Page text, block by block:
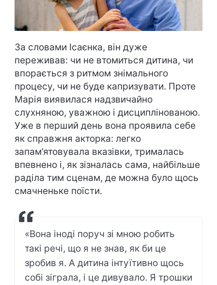
За словами Ісаєнка, він дуже
переживав: чи не втомиться дитина, чи
впорається з ритмом знімального
процесу, чи не буде капризувати. Проте
Марія виявилася надзвичайно
слухняною, уважною і дисциплінованою.
Уже в перший день вона проявила себе
як справжня акторка: легко
запам’ятовувала вказівки, трималась
впевнено і, як зізналась сама, найбільше
раділа тим сценам, де можна було щось
смачненьке поїсти.
«Вона іноді поруч зі мною робить
такі речі, що я не знав, як би це
зробив я. А дитина інтуїтивно щось
собі зіграла, і це дивувало. Я трошки